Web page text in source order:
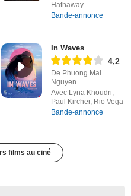
Hathaway
Bande-annonce
In Waves
4,2
De Phuong Mai
Nguyen
Avec Lyna Khoudri,
Paul Kircher, Rio Vega
Bande-annonce
films au ciné